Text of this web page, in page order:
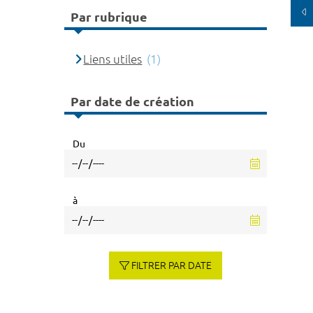
Par rubrique
Liens utiles (1)
Par date de création
Du
à
FILTRER PAR DATE